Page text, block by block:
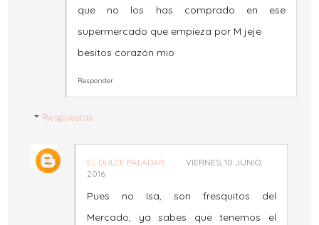
que no los has comprado en ese
supermercado que empieza por M jeje
besitos corazón mio
Responder
Respuestas
EL DULCE PALADAR
VIERNES, 10 JUNIO,
2016
Pues no Isa, son fresquitos del
Mercado, ya sabes que tenemos el